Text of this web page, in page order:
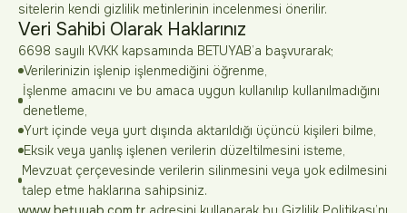
sitelerin kendi gizlilik metinlerinin incelenmesi önerilir.
Veri Sahibi Olarak Haklarınız
6698 sayılı KVKK kapsamında BETUYAB’a başvurarak;
Verilerinizin işlenip işlenmediğini öğrenme,
İşlenme amacını ve bu amaca uygun kullanılıp kullanılmadığını
denetleme,
Yurt içinde veya yurt dışında aktarıldığı üçüncü kişileri bilme,
Eksik veya yanlış işlenen verilerin düzeltilmesini isteme,
Mevzuat çerçevesinde verilerin silinmesini veya yok edilmesini
talep etme haklarına sahipsiniz.